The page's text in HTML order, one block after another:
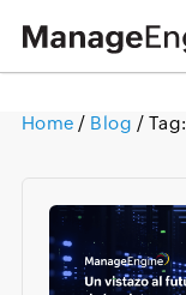
Home / Blog / Tag: